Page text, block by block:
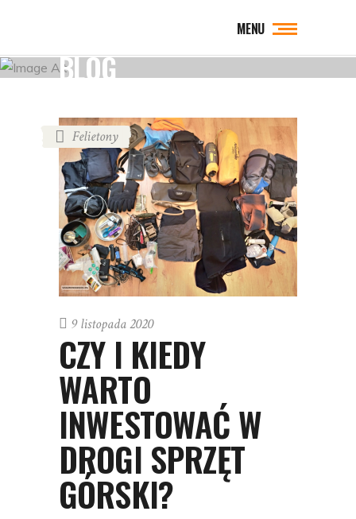
MENU
BLOG
Felietony
9 listopada 2020
CZY I KIEDY
WARTO
INWESTOWAĆ W
DROGI SPRZĘT
GÓRSKI?